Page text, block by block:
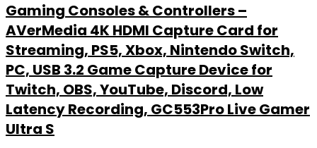
Gaming Consoles & Controllers –
AVerMedia 4K HDMI Capture Card for
Streaming, PS5, Xbox, Nintendo Switch,
PC, USB 3.2 Game Capture Device for
Twitch, OBS, YouTube, Discord, Low
Latency Recording, GC553Pro Live Gamer
Ultra S